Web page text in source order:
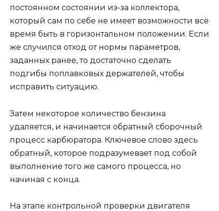
постоянном состоянии из-за коллектора,
который сам по себе не имеет возможности всё
время быть в горизонтальном положении. Если
же случился отход от нормы параметров,
заданных ранее, то достаточно сделать
подгибы поплавковых держателей, чтобы
исправить ситуацию.
Затем некоторое количество бензина
удаляется, и начинается обратный сборочный
процесс карбюратора. Ключевое слово здесь
обратный, которое подразумевает под собой
выполнение того же самого процесса, но
начиная с конца.
На этапе контрольной проверки двигателя